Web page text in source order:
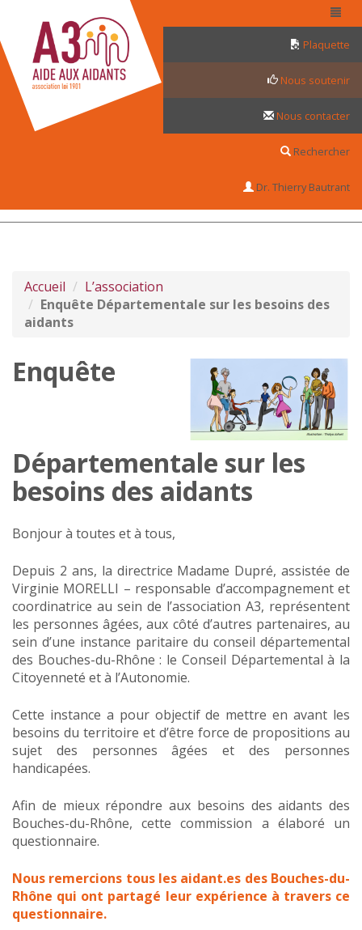
Plaquette
Nous soutenir
Nous contacter
Rechercher
Dr. Thierry Bautrant
Accueil
L’association
Enquête Départementale sur les besoins des
aidants
Enquête
Départementale sur les
besoins des aidants
Bonjour à toutes et à tous,
Depuis 2 ans, la directrice Madame Dupré, assistée de
Virginie MORELLI – responsable d’accompagnement et
coordinatrice au sein de l’association A3, représentent
les personnes âgées, aux côté d’autres partenaires, au
sein d’une instance paritaire du conseil départemental
des Bouches-du-Rhône : le Conseil Départemental à la
Citoyenneté et à l’Autonomie.
Cette instance a pour objectif de mettre en avant les
besoins du territoire et d’être force de propositions au
sujet des personnes âgées et des personnes
handicapées.
Afin de mieux répondre aux besoins des aidants des
Bouches-du-Rhône, cette commission a élaboré un
questionnaire.
Nous remercions tous les aidant.es des Bouches-du-
Rhône qui ont partagé leur expérience à travers ce
questionnaire.
Panneau de gestion des cookies